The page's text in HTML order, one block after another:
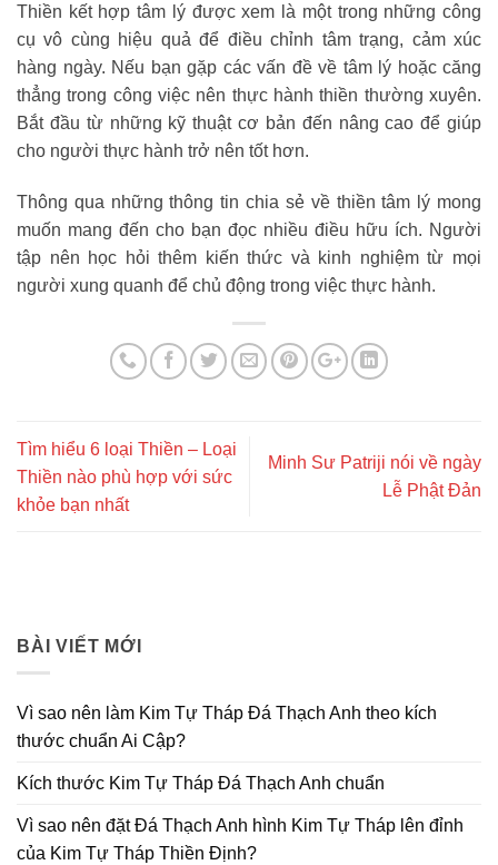
Thiền kết hợp tâm lý được xem là một trong những công
cụ vô cùng hiệu quả để điều chỉnh tâm trạng, cảm xúc
hàng ngày. Nếu bạn gặp các vấn đề về tâm lý hoặc căng
thẳng trong công việc nên thực hành thiền thường xuyên.
Bắt đầu từ những kỹ thuật cơ bản đến nâng cao để giúp
cho người thực hành trở nên tốt hơn.
Thông qua những thông tin chia sẻ về thiền tâm lý mong
muốn mang đến cho bạn đọc nhiều điều hữu ích. Người
tập nên học hỏi thêm kiến thức và kinh nghiệm từ mọi
người xung quanh để chủ động trong việc thực hành.
Tìm hiểu 6 loại Thiền – Loại
Thiền nào phù hợp với sức
khỏe bạn nhất
Minh Sư Patriji nói về ngày
Lễ Phật Đản
BÀI VIẾT MỚI
Vì sao nên làm Kim Tự Tháp Đá Thạch Anh theo kích
thước chuẩn Ai Cập?
Kích thước Kim Tự Tháp Đá Thạch Anh chuẩn
Vì sao nên đặt Đá Thạch Anh hình Kim Tự Tháp lên đỉnh
của Kim Tự Tháp Thiền Định?